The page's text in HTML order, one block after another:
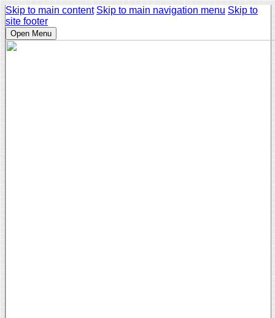
Skip to main content Skip to main navigation menu Skip to
site footer
Open Menu